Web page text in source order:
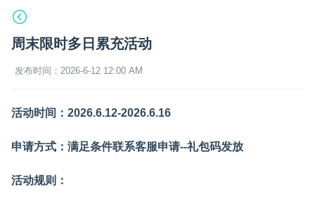
周末限时多日累充活动
发布时间：2026-6-12 12:00 AM
活动时间：2026.6.12-2026.6.16
申请方式：满足条件联系客服申请--礼包码发放
活动规则：